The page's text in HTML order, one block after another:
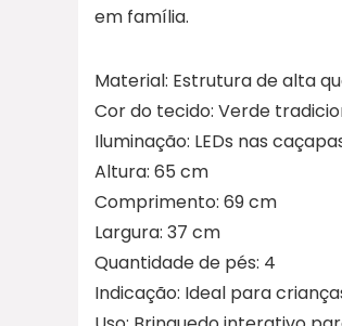
em família.
Material: Estrutura de alta
Cor do tecido: Verde
Iluminação: LEDs nas
Altura: 65 cm
Comprimento: 69 cm
Largura: 37 cm
Quantidade de pés: 4
Indicação: Ideal para